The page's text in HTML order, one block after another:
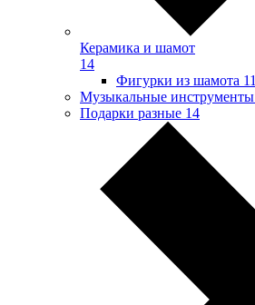
Керамика и шамот
14
Фигурки из шамота 11
Музыкальные инструменты
Подарки разные 14